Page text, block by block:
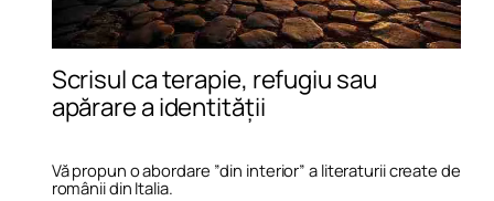
Scrisul ca terapie, refugiu sau
apărare a identității
Vă propun o abordare ”din interior” a literaturii create de
românii din Italia.